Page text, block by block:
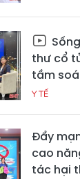
thư cổ
tầm
Y TẾ
Đẩy
cao
tác hại